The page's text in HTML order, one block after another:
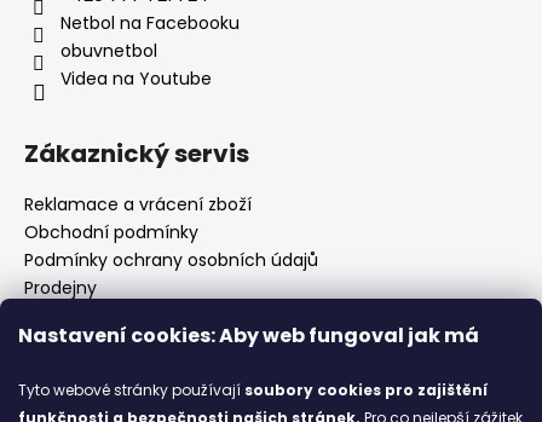
Nastavení cookies: Aby web fungoval jak má
Tyto webové stránky používají soubory cookies pro zajištění
funkčnosti a bezpečnosti našich stránek. Pro co nejlepší zážitek
Netbol na Facebooku
obuvnetbol
Videa na Youtube
Zákaznický servis
Reklamace a vrácení zboží
Obchodní podmínky
Podmínky ochrany osobních údajů
Prodejny
Značky